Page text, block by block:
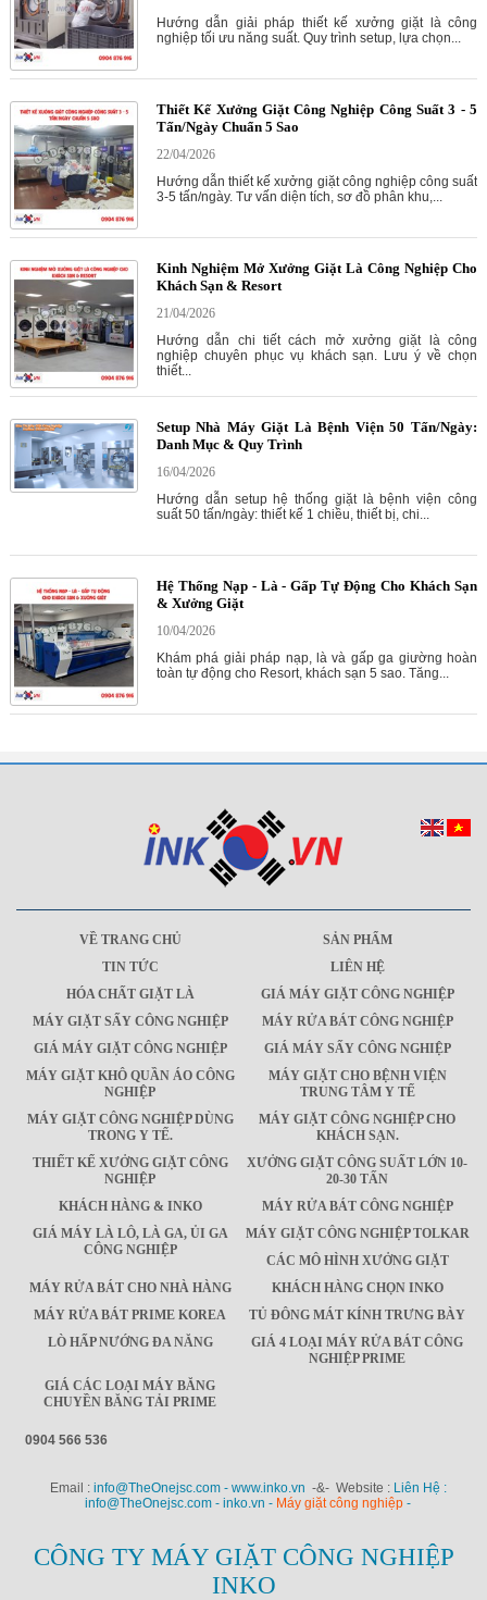
Hướng dẫn giải pháp thiết kế xưởng giặt là công
nghiệp tối ưu năng suất. Quy trình setup, lựa chọn...
Thiết Kế Xưởng Giặt Công Nghiệp Công Suất 3 - 5
Tấn/Ngày Chuẩn 5 Sao
22/04/2026
Hướng dẫn thiết kế xưởng giặt công nghiệp công suất
3-5 tấn/ngày. Tư vấn diện tích, sơ đồ phân khu,...
Kinh Nghiệm Mở Xưởng Giặt Là Công Nghiệp Cho
Khách Sạn & Resort
21/04/2026
Hướng dẫn chi tiết cách mở xưởng giặt là công
nghiệp chuyên phục vụ khách sạn. Lưu ý về chọn
thiết...
Setup Nhà Máy Giặt Là Bệnh Viện 50 Tấn/Ngày:
Danh Mục & Quy Trình
16/04/2026
Hướng dẫn setup hệ thống giặt là bệnh viện công
suất 50 tấn/ngày: thiết kế 1 chiều, thiết bị, chi...
Hệ Thống Nạp - Là - Gấp Tự Động Cho Khách Sạn
& Xưởng Giặt
10/04/2026
Khám phá giải pháp nạp, là và gấp ga giường hoàn
toàn tự động cho Resort, khách sạn 5 sao. Tăng...
VỀ TRANG CHỦ
SẢN PHẨM
TIN TỨC
LIÊN HỆ
HÓA CHẤT GIẶT LÀ
GIÁ MÁY GIẶT CÔNG NGHIỆP
MÁY GIẶT SẤY CÔNG NGHIỆP
MÁY RỬA BÁT CÔNG NGHIỆP
GIÁ MÁY GIẶT CÔNG NGHIỆP
GIÁ MÁY SẤY CÔNG NGHIỆP
MÁY GIẶT KHÔ QUẦN ÁO CÔNG
NGHIỆP
MÁY GIẶT CHO BỆNH VIỆN
TRUNG TÂM Y TẾ
MÁY GIẶT CÔNG NGHIỆP DÙNG
TRONG Y TẾ.
MÁY GIẶT CÔNG NGHIỆP CHO
KHÁCH SẠN.
THIẾT KẾ XƯỞNG GIẶT CÔNG
NGHIỆP
XƯỞNG GIẶT CÔNG SUẤT LỚN 10-
20-30 TẤN
KHÁCH HÀNG & INKO
MÁY RỬA BÁT CÔNG NGHIỆP
GIÁ MÁY LÀ LÔ, LÀ GA, ỦI GA
CÔNG NGHIỆP
MÁY GIẶT CÔNG NGHIỆP TOLKAR
CÁC MÔ HÌNH XƯỞNG GIẶT
MÁY RỬA BÁT CHO NHÀ HÀNG
KHÁCH HÀNG CHỌN INKO
MÁY RỬA BÁT PRIME KOREA
TỦ ĐÔNG MÁT KÍNH TRƯNG BÀY
LÒ HẤP NƯỚNG ĐA NĂNG
GIÁ 4 LOẠI MÁY RỬA BÁT CÔNG
NGHIỆP PRIME
GIÁ CÁC LOẠI MÁY BĂNG
CHUYỀN BĂNG TẢI PRIME
0904 566 536
Email : info@TheOnejsc.com - www.inko.vn -&- Website : Liên Hệ :
info@TheOnejsc.com - inko.vn - Máy giặt công nghiệp -
CÔNG TY MÁY GIẶT CÔNG NGHIỆP
INKO